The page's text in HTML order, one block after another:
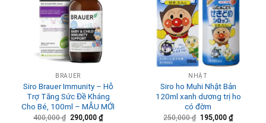
BRAUER
Siro Brauer Immunity – Hỗ
Trợ Tăng Sức Đề Kháng
Cho Bé, 100ml – MẪU MỚI
400,000₫ 290,000 ₫
NHẬT
Siro ho Muhi Nhật Bản
120ml xanh dương trị ho
có đờm
250,000₫ 195,000 ₫